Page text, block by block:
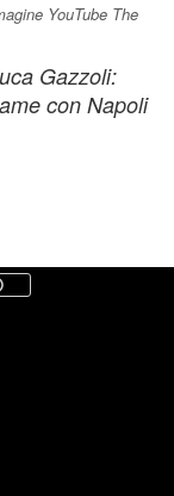
YouTube The
Gazzoli:
con Napoli